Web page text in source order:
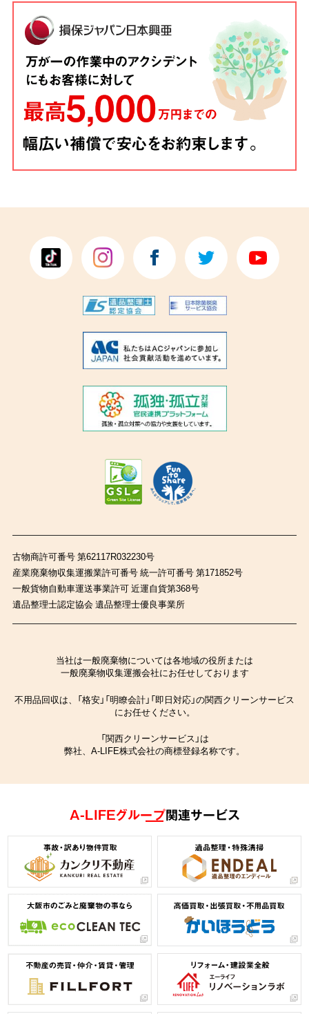
古物商許可番号 第62117R032230号
産業廃棄物収集運搬業許可番号 統一許可番号 第171852号
一般貨物自動車運送事業許可 近運自貨第368号
遺品整理士認定協会 遺品整理士優良事業所
当社は一般廃棄物については各地域の役所または
一般廃棄物収集運搬会社にお任せしております
不用品回収は、「格安」「明瞭会計」「即日対応」の関西クリーンサービス
にお任せください。
「関西クリーンサービス」は
弊社、A-LIFE株式会社の商標登録名称です。
A-LIFEグループ関連サービス